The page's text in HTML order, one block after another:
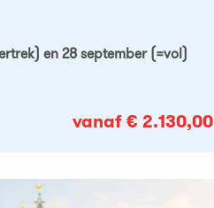
en 28 september (=vol)
vanaf € 2.130,00